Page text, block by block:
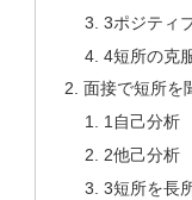
3ポジティ
4短所の克
面接で短所を
1自己分析
2他己分析
3短所を長